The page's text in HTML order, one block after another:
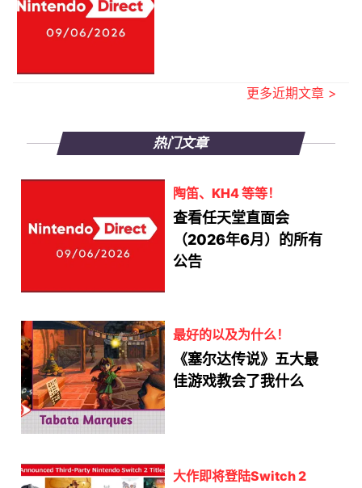
更多近期文章 >
热门文章
陶笛、KH4 等等！
查看任天堂直面会
（2026年6月）的所有
公告
最好的以及为什么！
《塞尔达传说》五大最
佳游戏教会了我什么
大作即将登陆Switch 2